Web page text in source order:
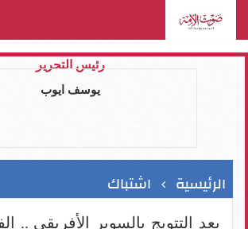
رئيس التحرير
يوسف ايوب
الرئيسية اشتباك
بعد التتويج بالسوبر الأفريقي ..